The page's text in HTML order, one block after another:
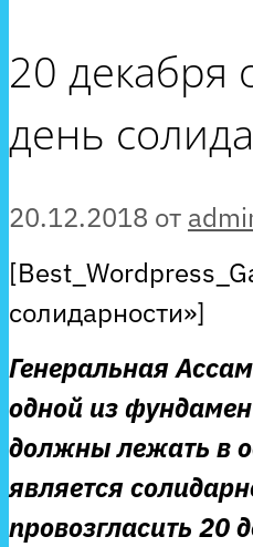
20 декабря
день
20.12.2018 от
солидарности»]
Генеральная
одной из
должны лежать в
является
провозгласить